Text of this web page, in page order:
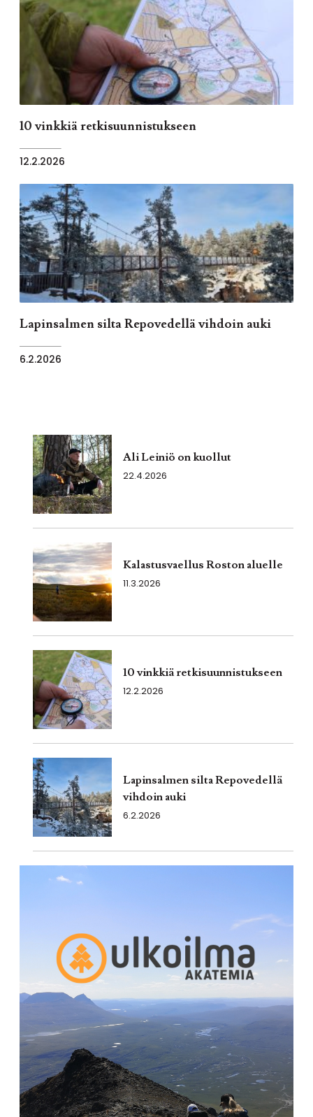
10 vinkkiä retkisuunnistukseen
12.2.2026
Lapinsalmen silta Repovedellä vihdoin auki
6.2.2026
Ali Leiniö on kuollut
22.4.2026
Kalastusvaellus Roston aluelle
11.3.2026
10 vinkkiä retkisuunnistukseen
12.2.2026
Lapinsalmen silta Repovedellä
vihdoin auki
6.2.2026